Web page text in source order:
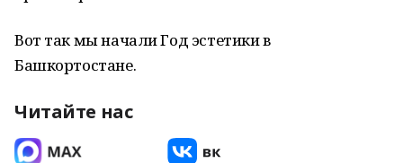
Вот так мы начали Год эстетики в
Башкортостане.
Читайте нас